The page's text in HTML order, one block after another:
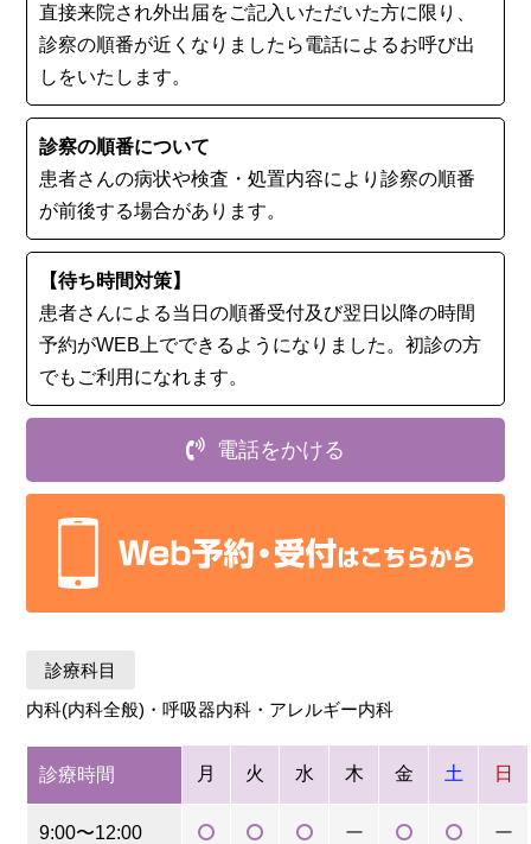
直接来院され外出届をご記入いただいた方に限り、
診察の順番が近くなりましたら電話によるお呼び出
しをいたします。
診察の順番について
患者さんの病状や検査・処置内容により診察の順番
が前後する場合があります。
【待ち時間対策】
患者さんによる当日の順番受付及び翌日以降の時間
予約がWEB上でできるようになりました。初診の⽅
でもご利用になれます。
電話をかける
診療科目
内科(内科全般)・呼吸器内科・アレルギー内科
診療時間 月 火 水 木 金 土 日
9:00〜12:00 ー ー